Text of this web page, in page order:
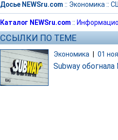
Досье NEWSru.com :: Экономика ::
Каталог NEWSru.com ::
ССЫЛКИ ПО ТЕМЕ
Экономика 01
Subway